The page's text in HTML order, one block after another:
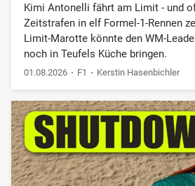
Kimi Antonelli fährt am Limit - und
Zeitstrafen in elf Formel-1-Rennen
Limit-Marotte könnte den WM-
noch in Teufels Küche bringen.
01.08.2026 F1 Kerstin Hasenbichler